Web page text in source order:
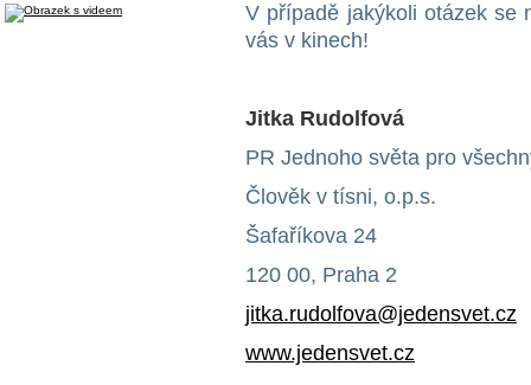
V případě jakýkoli otázek se
vás v kinech!
Jitka Rudolfová
PR Jednoho světa pro
Člověk v tísni, o.p.s.
Šafaříkova 24
120 00, Praha 2
jitka.rudolfova@jedensvet.cz
www.jedensvet.cz